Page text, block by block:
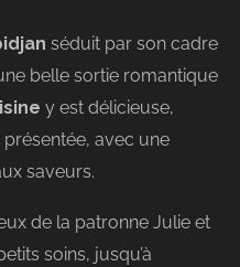
séduit par son cadre
belle sortie romantique
y est délicieuse,
avec une
saveurs.
de la patronne Julie et
soins, jusqu’à